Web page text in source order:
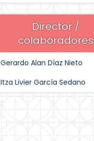
Director /
colaboradores
Gerardo Alan Díaz Nieto
Itza Livier García Sedano